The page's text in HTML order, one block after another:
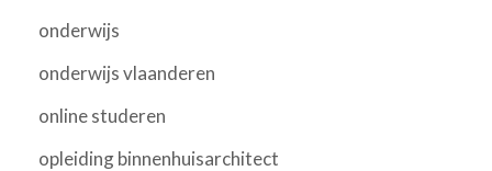
onderwijs
onderwijs vlaanderen
online studeren
opleiding binnenhuisarchitect